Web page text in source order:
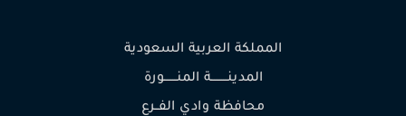
المملكة العربية السعودية
المدينـــــــــة المنـــــــورة
محافظة وادي الفــرع